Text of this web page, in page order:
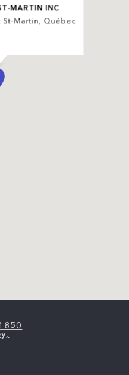
MARTIN INC
St-Martin, Québec